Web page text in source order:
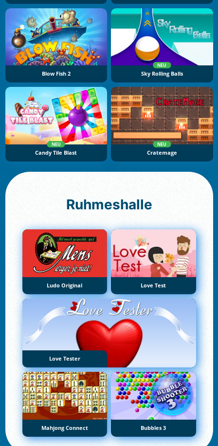
Blow Fish 2
NEU
Sky Rolling Balls
NEU
Candy Tile Blast
NEU
Cratemage
Ruhmeshalle
Ludo Original Love Test
Love Tester
Mahjong Connect Bubbles 3